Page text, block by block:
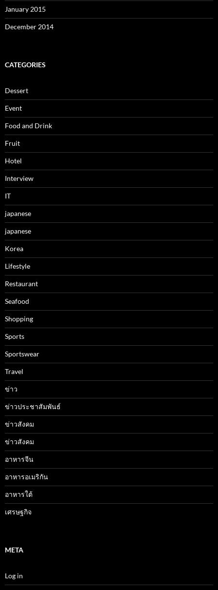
January 2015
December 2014
CATEGORIES
Dessert
Event
Food and Drink
Fruit
Hotel
Interview
IT
japanese
japanese
Korea
Lifestyle
Restaurant
Seafood
Shopping
Sports
Sportswear
Travel
ข่าว
ข่าวประชาสัมพันธ์
ข่าวสังคม
ข่าวสังคม
อาหารจีน
อาหารอเมริกัน
อาหารใต้
เศรษฐกิจ
META
Log in